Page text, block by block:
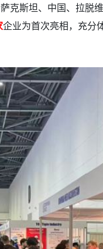
斯坦、中国、拉脱
企业为首次亮相，充分